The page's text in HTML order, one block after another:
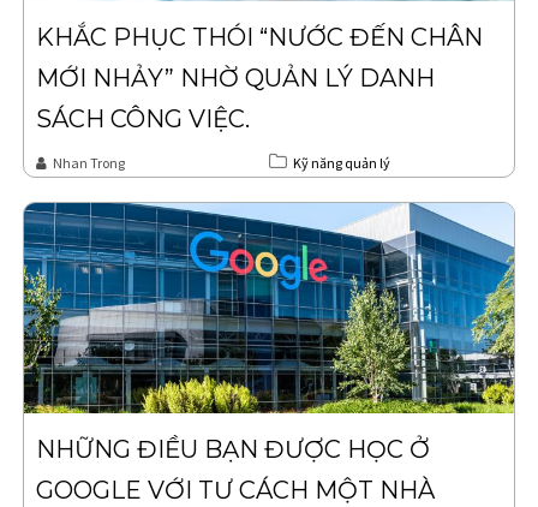
KHẮC PHỤC THÓI “NƯỚC ĐẾN CHÂN
MỚI NHẢY” NHỜ QUẢN LÝ DANH
SÁCH CÔNG VIỆC.
Nhan Trong Kỹ năng quản lý
NHỮNG ĐIỀU BẠN ĐƯỢC HỌC Ở
GOOGLE VỚI TƯ CÁCH MỘT NHÀ